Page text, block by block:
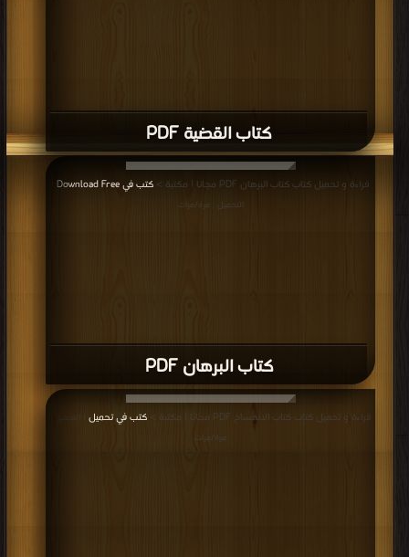
كتاب القضية PDF
كتاب البرهان PDF
قراءة و تحميل كتاب كتاب البرهان PDF مجانا | مكتبة > كتب في Download Free
التحميل : مرة/مرات
قراءة و تحميل كتاب كتاب الانمساخ PDF مجانا | مكتبة > كتب في تحميل
| التحميل :
مرة/مرات